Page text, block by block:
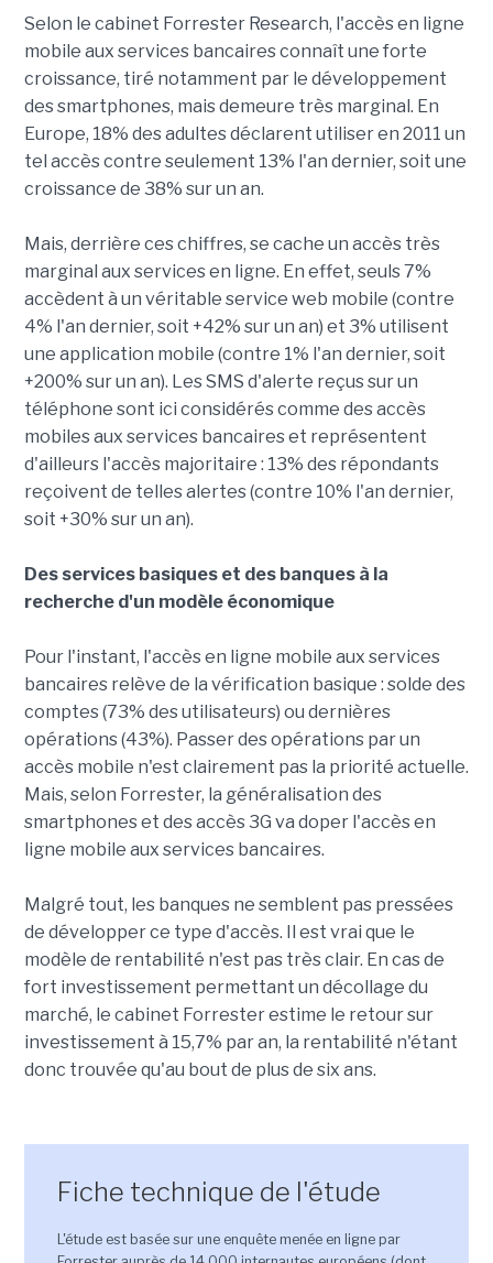
Selon le cabinet Forrester Research, l'accès en ligne
mobile aux services bancaires connaît une forte
croissance, tiré notamment par le développement
des smartphones, mais demeure très marginal. En
Europe, 18% des adultes déclarent utiliser en 2011 un
tel accès contre seulement 13% l'an dernier, soit une
croissance de 38% sur un an.
Mais, derrière ces chiffres, se cache un accès très
marginal aux services en ligne. En effet, seuls 7%
accèdent à un véritable service web mobile (contre
4% l'an dernier, soit +42% sur un an) et 3% utilisent
une application mobile (contre 1% l'an dernier, soit
+200% sur un an). Les SMS d'alerte reçus sur un
téléphone sont ici considérés comme des accès
mobiles aux services bancaires et représentent
d'ailleurs l'accès majoritaire : 13% des répondants
reçoivent de telles alertes (contre 10% l'an dernier,
soit +30% sur un an).
Des services basiques et des banques à la
recherche d'un modèle économique
Pour l'instant, l'accès en ligne mobile aux services
bancaires relève de la vérification basique : solde des
comptes (73% des utilisateurs) ou dernières
opérations (43%). Passer des opérations par un
accès mobile n'est clairement pas la priorité actuelle.
Mais, selon Forrester, la généralisation des
smartphones et des accès 3G va doper l'accès en
ligne mobile aux services bancaires.
Malgré tout, les banques ne semblent pas pressées
de développer ce type d'accès. Il est vrai que le
modèle de rentabilité n'est pas très clair. En cas de
fort investissement permettant un décollage du
marché, le cabinet Forrester estime le retour sur
investissement à 15,7% par an, la rentabilité n'étant
donc trouvée qu'au bout de plus de six ans.
Fiche technique de l'étude
L'étude est basée sur une enquête menée en ligne par